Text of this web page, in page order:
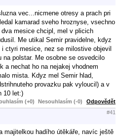
vec...nicmene otresy a prach pri
kamarad sveho hroznyse, vsechno
mesice chcipl, mel v plicich
Me utikal Semir pravidelne, kdyz
ctyri mesice, nez se milostive objevil
polstar. Me osobne se osvedcilo
a nechat ho na nejakej vhodnem
mista. Kdyz mel Semir hlad,
provazku pak vyloucil) a v
10 let:)
(+0) Nesouhlasím (-0) Odpovědět
#41
majitelkou hadího útěkáře, navíc ještě